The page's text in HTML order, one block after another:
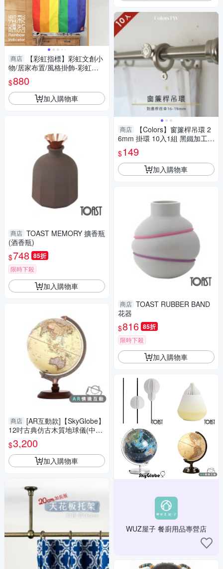
商店
【彩虹指標】彩虹文創小
物/居家布置/風格掛飾-彩虹款
門簾
$880
加入購物車
商店 TOAST MEMORY 擴香瓶
(酒香瓶)
$748 85折
限時下殺
加入購物車
商店 [AR互動款]【SkyGlobe】
12吋古典仿古木質地球儀(中英
文對照)(附燈)-大件商品請選宅
配運送
$3,200
加入購物車
商店
【Colors】窗簾桿吊環 2
6mm 掛環 10入1組 黑鐵加工
不易生繡 鋅合金材質 內側樹脂
台灣製
$149
加入購物車
商店 TOAST RUBBER BAND
花器
$816 85折
限時下殺
加入購物車
WUZ屋子 餐廚用品專營店